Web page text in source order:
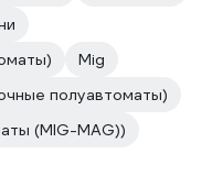
Mig
полуавтоматы)
(MIG-MAG))